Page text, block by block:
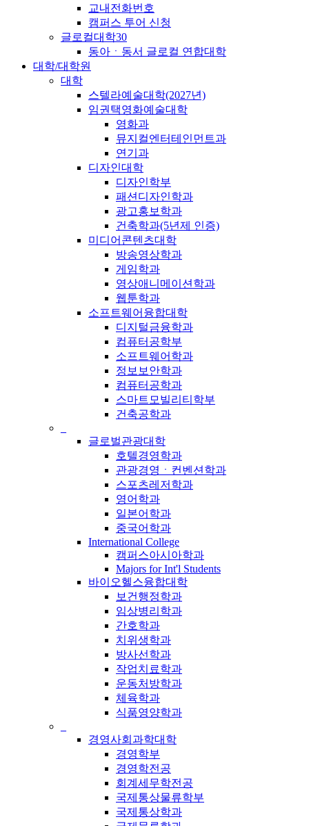
교내전화번호
캠퍼스 투어 신청
글로컬대학30
동아ㆍ동서 글로컬 연합대학
대학/대학원
대학
스텔라예술대학(2027년)
임권택영화예술대학
영화과
뮤지컬엔터테인먼트과
연기과
디자인대학
디자인학부
패션디자인학과
광고홍보학과
건축학과(5년제 인증)
미디어콘텐츠대학
방송영상학과
게임학과
영상애니메이션학과
웹툰학과
소프트웨어융합대학
디지털금융학과
컴퓨터공학부
소프트웨어학과
정보보안학과
컴퓨터공학과
스마트모빌리티학부
건축공학과
글로벌관광대학
호텔경영학과
관광경영ㆍ컨벤션학과
스포츠레저학과
영어학과
일본어학과
중국어학과
International College
캠퍼스아시아학과
Majors for Int'l Students
바이오헬스융합대학
보건행정학과
임상병리학과
간호학과
치위생학과
방사선학과
작업치료학과
운동처방학과
체육학과
식품영양학과
경영사회과학대학
경영학부
경영학전공
회계세무학전공
국제통상물류학부
국제통상학과